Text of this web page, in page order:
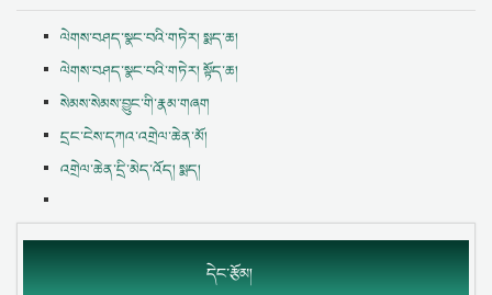
ལེགས་བཤད་སྣང་བའི་གཏེར། སྨད་ཆ།
ལེགས་བཤད་སྣང་བའི་གཏེར། སྟོད་ཆ།
སེམས་སེམས་བྱུང་གི་རྣམ་གཞག
དྲང་ངེས་དཀའ་འགྲེལ་ཆེན་མོ།
འགྲེལ་ཆེན་དྲི་མེད་འོད། སྨད།
དེང་རྩོམ།